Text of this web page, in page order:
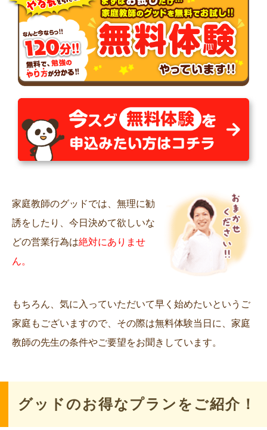
家庭教師のグッドでは、無理に勧
誘をしたり、今日決めて欲しいな
どの営業行為は絶対にありませ
ん。
もちろん、気に入っていただいて早く始めたいというご
家庭もございますので、その際は無料体験当日に、家庭
教師の先生の条件やご要望をお聞きしています。
グッドのお得なプランをご紹介！